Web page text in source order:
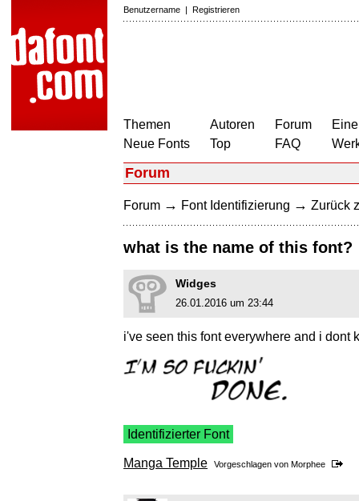
Benutzername | Registrieren
Themen
Neue Fonts
Autoren
Top
Forum
FAQ
Forum
Forum → Font Identifizierung → Zurück
what is the name of this font?
Widges
26.01.2016 um 23:44
i've seen this font everywhere and i dont
Identifizierter Font
Manga Temple Vorgeschlagen von Morphee